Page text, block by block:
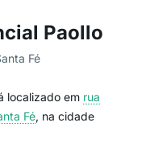
Paollo
Fé
localizado em rua
Fé, na cidade